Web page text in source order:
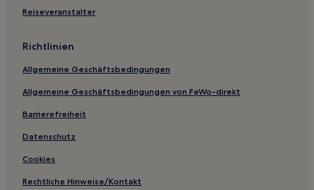
Reiseveranstalter
Richtlinien
Allgemeine Geschäftsbedingungen
Allgemeine Geschäftsbedingungen von FeWo-direkt
Barrierefreiheit
Datenschutz
Cookies
Rechtliche Hinweise/Kontakt